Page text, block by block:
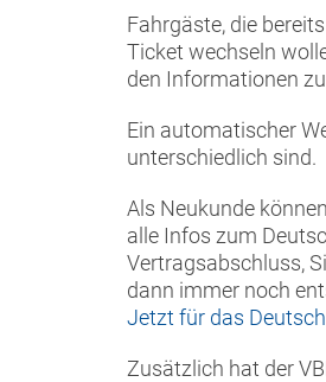
Fahrgäste, die
Ticket wechseln
den Informationen
Ein automatischer
unterschiedlich sind.
Als Neukunde
alle Infos zum
Vertragsabschluss,
dann immer noch
Jetzt für das
Zusätzlich hat der